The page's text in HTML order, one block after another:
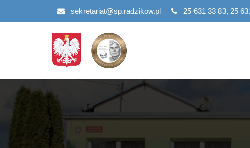
sekretariat@sp.radzikow.pl 25 631 33 83, 25